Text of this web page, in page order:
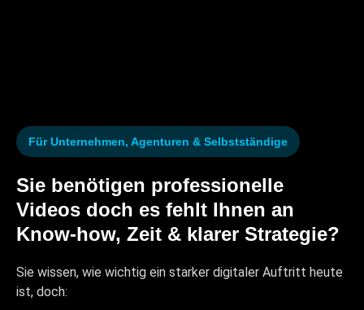
Für Unternehmen, Agenturen & Selbstständige
Sie benötigen professionelle
Videos doch es fehlt Ihnen an
Know-how, Zeit & klarer Strategie?
Sie wissen, wie wichtig ein starker digitaler Auftritt heute
ist, doch: